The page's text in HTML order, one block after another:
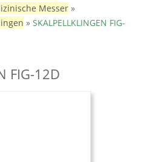
Messer »
» SKALPELLKLINGEN FIG-
FIG-12D